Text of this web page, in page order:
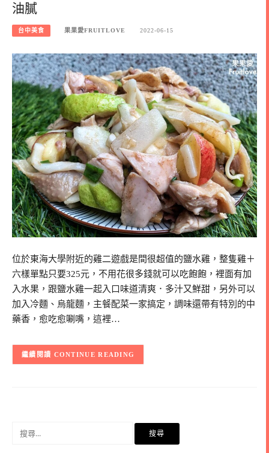
油膩
台中美食 果果愛FRUITLOVE 2022-06-15
位於東海大學附近的雞二遊戲是間很超值的鹽水雞，整隻雞＋
六樣單點只要325元，不用花很多錢就可以吃飽飽，裡面有加
入水果，跟鹽水雞一起入口味道清爽．多汁又鮮甜，另外可以
加入冷麵、烏龍麵，主餐配菜一家搞定，調味還帶有特別的中
藥香，愈吃愈唰嘴，這裡…
CONTINUE READING